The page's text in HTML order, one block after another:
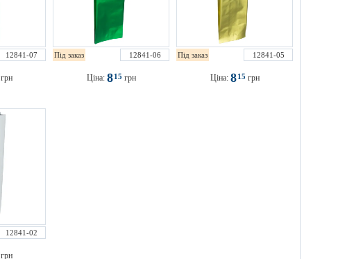
12841-07
грн
Під заказ 12841-06
Ціна: 815 грн
Під заказ 12841-05
Ціна: 815 грн
12841-02
грн